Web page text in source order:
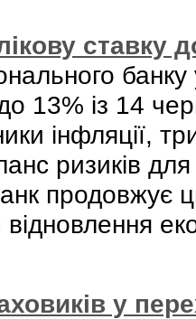
ставку
13% із 14
інфляції,
ризиків
продовжує
у